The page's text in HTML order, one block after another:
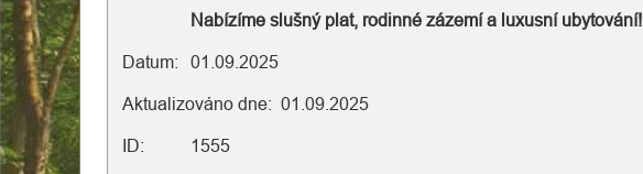
péče
Různé
Informace
Nabízíme slušný plat, rodinné zázemí a luxusní ubytování!
Datum: 01.09.2025
Aktualizováno dne: 01.09.2025
ID: 1555